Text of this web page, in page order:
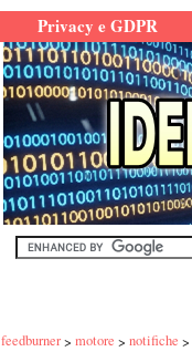
Privacy e GDPR
feedburner motore notifiche